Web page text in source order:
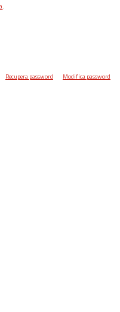
.
Recupera password Modifica password